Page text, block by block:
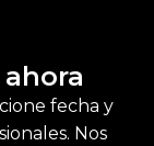
fecha y
Nos